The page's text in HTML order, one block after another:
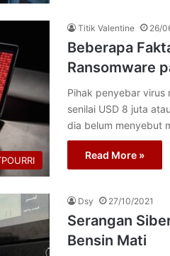
Titik Valentine 26/
Beberapa
Ransomware
Pihak penyebar virus
senilai USD 8 juta
dia belum menyebut
Read More »
Dsy 27/10/2021
Serangan
Bensin Mati